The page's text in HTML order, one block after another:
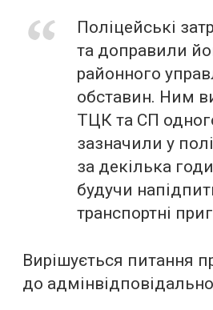
Поліцейські
та доправили
районного
обставин. Ним
ТЦК та СП
зазначили у
за декілька
будучи
транспортні
Вирішується питання
до